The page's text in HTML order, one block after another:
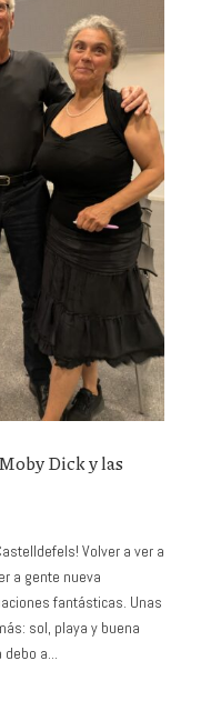
Dick y las
Volver a ver a
a gente nueva
fantásticas. Unas
sol, playa y buena
a...